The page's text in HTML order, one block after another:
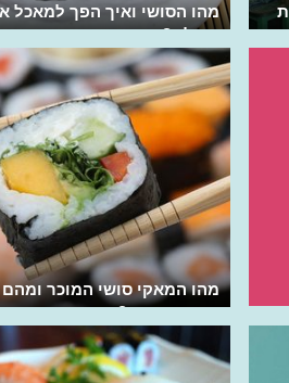
מהו הסושי ואיך הפך למאכל
העולם?
מהו המאקי סושי המוכר ומהם
וההוסו מאקי?